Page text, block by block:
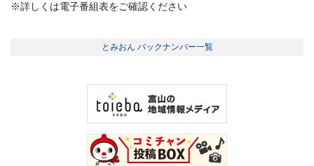
※詳しくは電子番組表をご確認ください
とみおん バックナンバー一覧